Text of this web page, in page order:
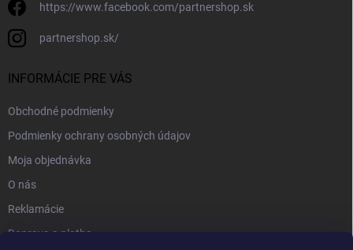
https://www.facebook.com/partnershop.sk
partnershop.sk/
INFORMÁCIE PRE VÁS
Obchodné podmienky
Podmienky ochrany osobných údajov
Moja objednávka
O nás
Reklamácie
Doprava a platba